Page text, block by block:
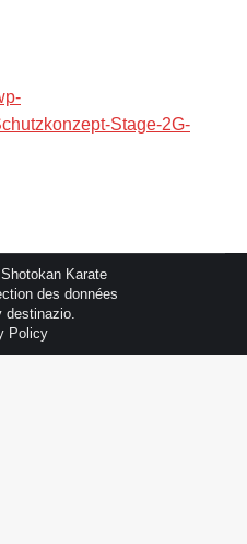
Stage-2G-
Karate
des données
destinazio.
Policy